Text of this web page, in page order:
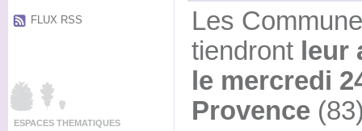
FLUX RSS
ESPACES THEMATIQUES
Les
tiendront leur
le mercredi
Provence